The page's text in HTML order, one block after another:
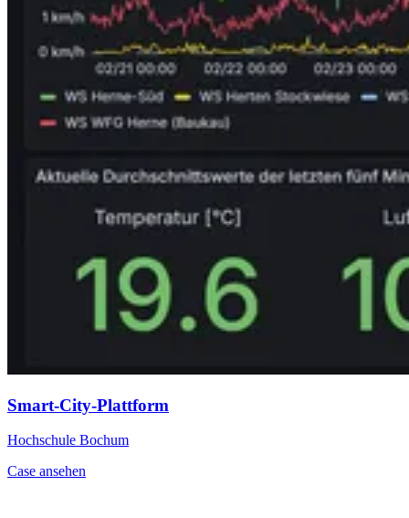
Smart-City-Plattform
Hochschule Bochum
Case ansehen